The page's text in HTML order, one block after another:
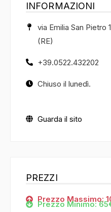
INFORMAZIONI
via Emilia San Pietro
(RE)
+39.0522.432202
Chiuso il lunedì.
Guarda il sito
PREZZI
Prezzo Massimo:
Prezzo Minimo: